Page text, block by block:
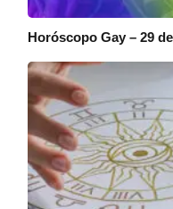
Horóscopo Gay – 29